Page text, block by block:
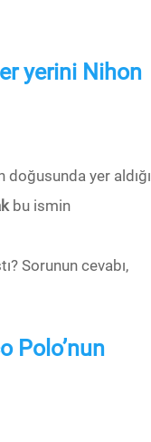
yerini Nihon
doğusunda yer aldığı
bu ismin
Sorunun cevabı,
Polo’nun